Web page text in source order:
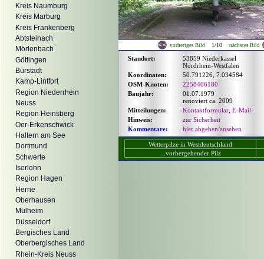
Kreis Naumburg
Kreis Marburg
Kreis Frankenberg
Abtsteinach
Mörlenbach
Göttingen
Bürstadt
Kamp-Lintfort
Region Niederrhein
Neuss
Region Heinsberg
Oer-Erkenschwick
Haltern am See
Dortmund
Schwerte
Iserlohn
Region Hagen
Herne
Oberhausen
Mülheim
Düsseldorf
Bergisches Land
Oberbergisches Land
Rhein-Kreis Neuss
vorheriges Bild 1/10 nächstes Bild
Standort:
53859 Niederkassel
Nordrhein-Westfalen
Koordinaten:
50.791226, 7.034584
OSM-Knoten:
2258406180
Baujahr:
01.07.1979
renoviert ca. 2009
Mitteilungen:
Kontaktformular E-Mail
Hinweis:
zur Sicherheit
Kommentare:
hier abgeben/ansehen
Wetterpilze in Westdeutschland
...vorhergehender Pilz